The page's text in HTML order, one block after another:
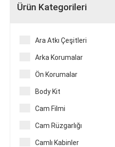
Ürün Kategorileri
Ara Atkı Çeşitleri
Arka Korumalar
Ön Korumalar
Body Kit
Cam Filmi
Cam Rüzgarlığı
Camlı Kabinler